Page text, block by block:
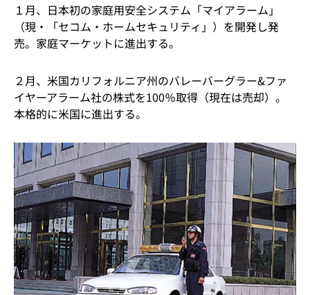
１月、日本初の家庭用安全システム「マイアラーム」
（現・「セコム・ホームセキュリティ」）を開発し発
売。家庭マーケットに進出する。
２月、米国カリフォルニア州のバレーバーグラー&ファ
イヤーアラーム社の株式を100％取得（現在は売却）。
本格的に米国に進出する。